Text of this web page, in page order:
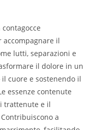
il
lutti, separazioni e
il dolore in un
cuore e sostenendo il
essenze contenute
trattenute e il
a